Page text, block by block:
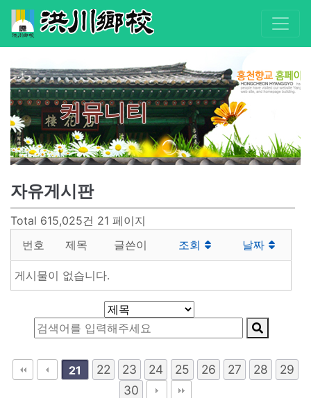
커뮤니티
자유게시판
Total 615,025건 21 페이지
번호
제목 글쓴이 조회 날짜
게시물이 없습니다.
21 22 23 24 25 26 27 28
29
30